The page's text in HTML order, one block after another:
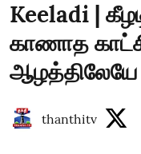
Keeladi |
காணாத
ஆழத்திலேயே
thanthitv